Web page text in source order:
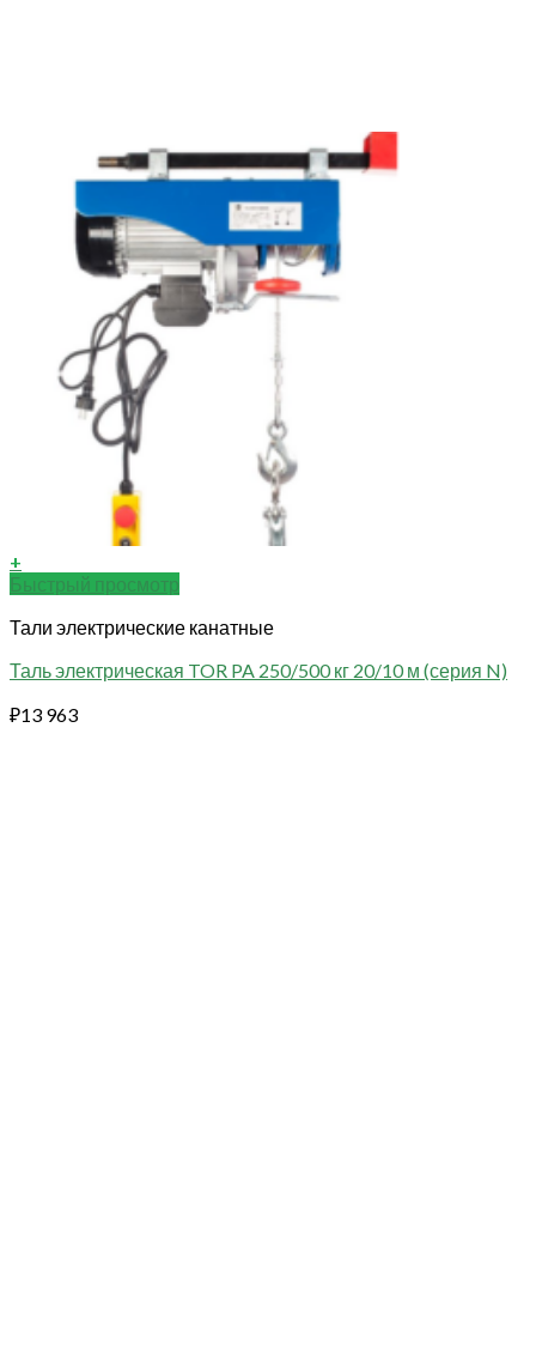
+
Быстрый просмотр
Тали электрические канатные
Таль электрическая TOR PA 250/500 кг 20/10 м (серия N)
₽13 963